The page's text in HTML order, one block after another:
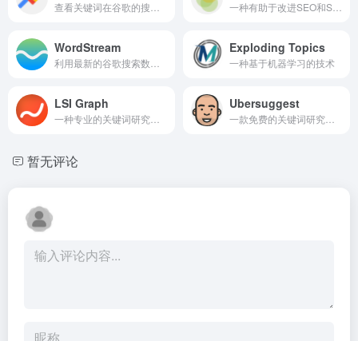
WordStream Exploding Topics
一种基于机器学习的技术
LSI Graph Ubersuggest
暂无评论